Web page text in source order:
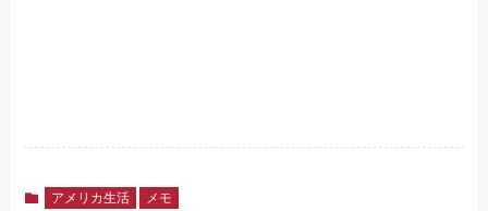
アメリカ生活
メモ